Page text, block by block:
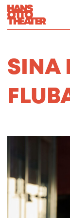
SINA